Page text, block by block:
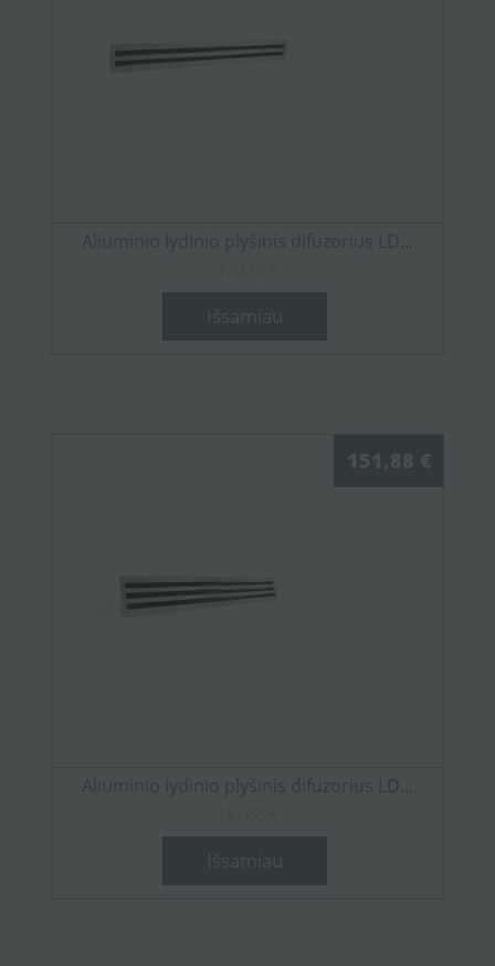
Aliuminio lydinio plyšinis difuzorius LD...
Išsamiau
151,88 €
Aliuminio lydinio plyšinis difuzorius LD...
Išsamiau